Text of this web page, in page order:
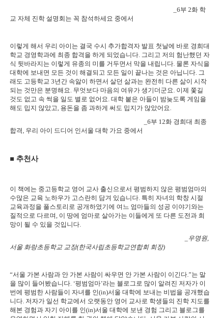
_6부 2화 학
교 자체 진학 설명회는 꼭 참석하세요 중에서
이렇게 해서 우리 아이는 결국 수시 추가합격자 발표 첫날에 바로 경희대
학교 경영학과에 최종 합격을 하게 되었습니다 그리고 저의 험난했던 자
식 뒷바라지는 이렇게 유종의 미를 거두면서 막을 내립니다 물론 자식을
대학에 보내면 모든 것이 해결되고 모든 일이 끝나는 것은 아닙니다 그
래도 고등학교 3년간 속앓이 하면서 살던 삶과는 완전히 다른 삶이 시작
되는 것만은 분명해요 무엇보다 마음의 여유가 생기더군요 이제 쫓길
것도 없고 속 썩을 일도 별로 없어요 대학 붙은 아들이 밤늦도록 게임을
해도 밉지 않았고 용돈을 좀 과하게 써도 밉지가 않았어요
_6부 12화 경희대 최종
합격 우리 아이 드디어 인서울 대학 가요 중에서
■ 추천사
이 책에는 중고등학교 영어 교사 출신으로서 평범하지 않은 평범엄마의
수많은 교육 노하우가 고스란히 담겨 있습니다 특히 자녀의 학창 시절
교육과정을 풀스토리로 공개하였기에 여느 엄마들의 성공 이야기와는
질적으로 다르며 이 땅에 엄마로 살아가는 이들에게 또 다른 도전과 희
망이 될 수 있을 것입니다
우명원,
서울 화랑초등학교 교장(한국사립초등학교연합회 회장)
“서울 가본 사람과 안 가본 사람이 싸우면 안 가본 사람이 이긴다 .”는 말
을 많이 들어봤습니다 . ‘평범엄마’라는 블로그로 많이 알려진 저자가 이
번에 평범한 사람들이 자녀를 인(in)서울 대학에 보내는 비법을 공개했습
니다 저자가 일선 학교에서 오랫동안 영어 교사로 학생들의 진학 지도를
해본 경험과 자기 아이를 인(in)서울 대학에 보낸 경험 그리고 블로그를